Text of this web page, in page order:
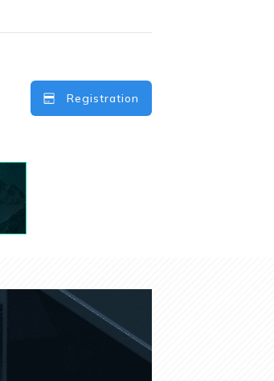
Registration